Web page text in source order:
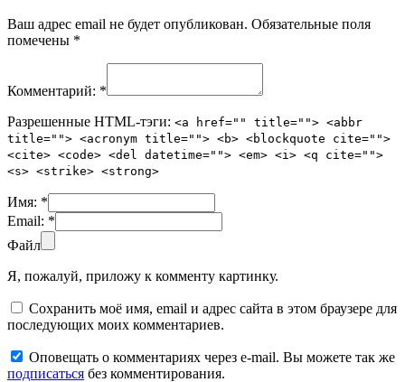
Ваш адрес email не будет опубликован. Обязательные поля
помечены *
Комментарий: *
Разрешенные HTML-тэги: <a href="" title=""> <abbr
title=""> <acronym title=""> <b> <blockquote cite="">
<cite> <code> <del datetime=""> <em> <i> <q cite="">
<s> <strike> <strong>
Имя: *
Email: *
Файл
Я, пожалуй, приложу к комменту картинку.
Сохранить моё имя, email и адрес сайта в этом браузере для
последующих моих комментариев.
Оповещать о комментариях через e-mail. Вы можете так же
подписаться без комментирования.